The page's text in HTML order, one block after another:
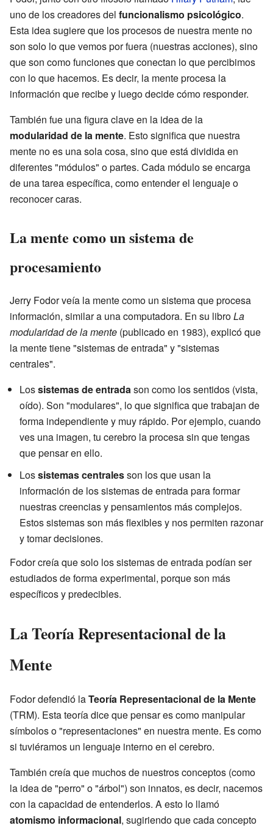
uno de los creadores del funcionalismo psicológico.
Esta idea sugiere que los procesos de nuestra mente no
son solo lo que vemos por fuera (nuestras acciones), sino
que son como funciones que conectan lo que percibimos
con lo que hacemos. Es decir, la mente procesa la
información que recibe y luego decide cómo responder.
También fue una figura clave en la idea de la
modularidad de la mente. Esto significa que nuestra
mente no es una sola cosa, sino que está dividida en
diferentes "módulos" o partes. Cada módulo se encarga
de una tarea específica, como entender el lenguaje o
reconocer caras.
La mente como un sistema de
procesamiento
Jerry Fodor veía la mente como un sistema que procesa
información, similar a una computadora. En su libroLa
modularidad de la mente (publicado en 1983), explicó que
la mente tiene "sistemas de entrada" y "sistemas
centrales".
Lossistemas de entradason como los sentidos (vista,
oído). Son "modulares", lo que significa que trabajan de
forma independiente y muy rápido. Por ejemplo, cuando
ves una imagen, tu cerebro la procesa sin que tengas
que pensar en ello.
Lossistemas centralesson los que usan la
información de los sistemas de entrada para formar
nuestras creencias y pensamientos más complejos.
Estos sistemas son más flexibles y nos permiten razonar
y tomar decisiones.
Fodor creía que solo los sistemas de entrada podían ser
estudiados de forma experimental, porque son más
específicos y predecibles.
La Teoría Representacional de la
Mente
Fodor defendió laTeoría Representacional de la Mente
(TRM). Esta teoría dice que pensar es como manipular
símbolos o "representaciones" en nuestra mente. Es como
si tuviéramos un lenguaje interno en el cerebro.
También creía que muchos de nuestros conceptos (como
la idea de "perro" o "árbol") son innatos, es decir, nacemos
con la capacidad de entenderlos. A esto lo llamó
atomismo informacional, sugiriendo que cada concepto